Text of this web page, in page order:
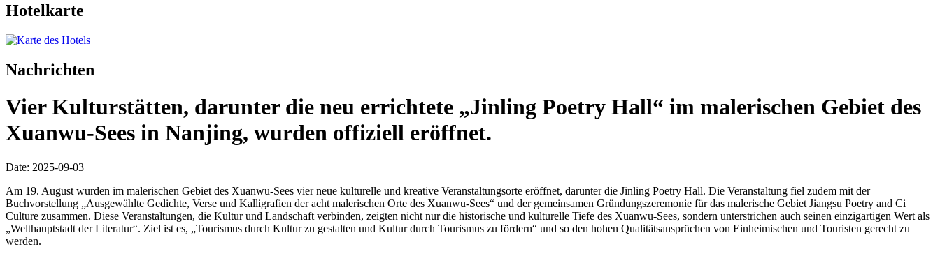
Hotelkarte
Nachrichten
Vier Kulturstätten, darunter die neu errichtete „Jinling Poetry Hall“ im malerischen Gebiet des
Xuanwu-Sees in Nanjing, wurden offiziell eröffnet.
Date: 2025-09-03
Am 19. August wurden im malerischen Gebiet des Xuanwu-Sees vier neue kulturelle und kreative Veranstaltungsorte eröffnet, darunter die Jinling Poetry Hall. Die Veranstaltung fiel zudem mit der
Buchvorstellung „Ausgewählte Gedichte, Verse und Kalligrafien der acht malerischen Orte des Xuanwu-Sees“ und der gemeinsamen Gründungszeremonie für das malerische Gebiet Jiangsu Poetry and Ci
Culture zusammen. Diese Veranstaltungen, die Kultur und Landschaft verbinden, zeigten nicht nur die historische und kulturelle Tiefe des Xuanwu-Sees, sondern unterstrichen auch seinen einzigartigen Wert als
„Welthauptstadt der Literatur“. Ziel ist es, „Tourismus durch Kultur zu gestalten und Kultur durch Tourismus zu fördern“ und so den hohen Qualitätsansprüchen von Einheimischen und Touristen gerecht zu
werden.